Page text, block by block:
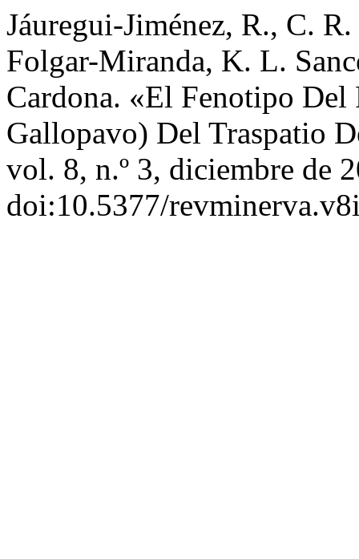
Jáuregui-Jiménez, R., C.
Folgar-Miranda, K. L.
Cardona. «El Fenotipo
Gallopavo) Del Traspatio
vol. 8, n.º 3, diciembre de
doi:10.5377/